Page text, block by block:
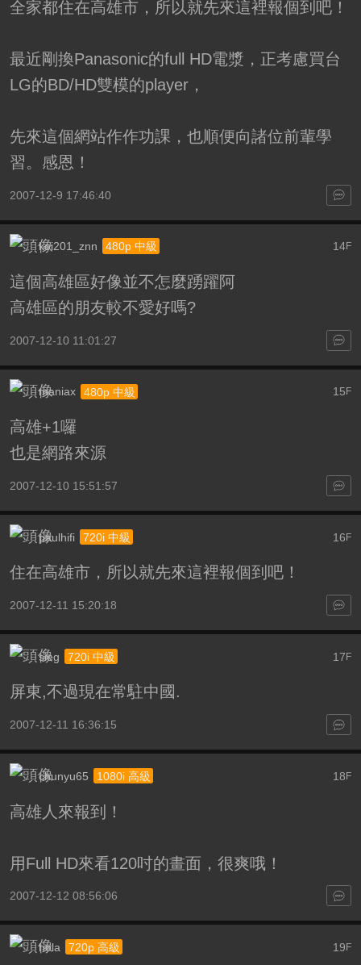
全家都住在高雄市，所以就先來這裡報個到吧！
最近剛換Panasonic的full HD電漿，正考慮買台
LG的BD/HD雙模的player，
先來這個網站作作功課，也順便向諸位前輩學
習。感恩！
2007-12-9 17:46:40
14F
koi201_znn 480p 中級
這個高雄區好像並不怎麼踴躍阿
高雄區的朋友較不愛好嗎?
2007-12-10 11:01:27
15 F
maniax 480p 中級
高雄+1囉
也是網路來源
2007-12-10 15:51:57
16F
paulhifi 720i 中級
住在高雄市，所以就先來這裡報個到吧！
2007-12-11 15:20:18
17F
sieg 720i 中級
屏東,不過現在常駐中國.
2007-12-11 16:36:15
18F
chunyu65 1080i 高級
高雄人來報到！
用Full HD來看120吋的畫面，很爽哦！
2007-12-12 08:56:06
19 F
hola 720p 高級